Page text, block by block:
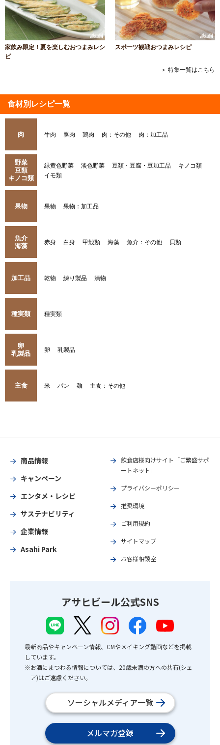
家飲み限定！夏を楽しむおつまみレシ
ピ
スポーツ観戦おつまみレシピ
＞ 特集一覧はこちら
食材別レシピ一覧
肉 牛肉 豚肉 鶏肉 肉：その他 肉：加工品
野菜
豆類
キノコ類
緑黄色野菜 淡色野菜 豆類・豆腐・豆加工品
キノコ類
イモ類
果物 果物 果物：加工品
魚介
海藻
赤身 白身 甲殻類 海藻 魚介：その他 貝類
加工品 乾物 練り製品 漬物
種実類 種実類
卵
乳製品
卵 乳製品
主食 米 パン 麺 主食：その他
商品情報
キャンペーン
エンタメ・レシピ
サステナビリティ
企業情報
Asahi Park
飲食店様向けサイト「ご繁盛サポ
ートネット」
プライバシーポリシー
推奨環境
ご利用規約
サイトマップ
お客様相談室
アサヒビール公式SNS
最新商品やキャンペーン情報、CMやメイキング動画などを掲載
しています。
※お酒にまつわる情報については、20歳未満の方への共有(シェ
ア)はご遠慮ください。
ソーシャルメディア一覧
メルマガ登録